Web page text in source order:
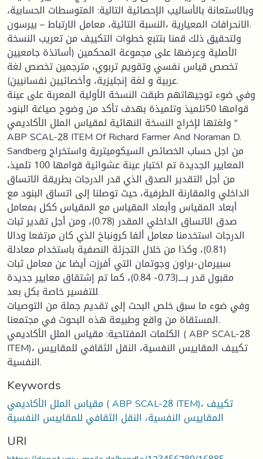
وبالاستعانة بالأساليب الإحصائية التالية: المتوسطات الحسابية،
الانحرافات المعيارية ،النسبة التائية، معامل الارتباط – بيرسون.
ولتحقيق ذلك قمنا بتتبع خطوات التكييف من تعريب النسخة
الأصلية وعرضها على مجموعة المحكمين (أساتذة جامعيين
تخصص قياس نفسي وتقويم تربوي، مترجمين تخصص لغة
عربية و لغة إنجليزية، وأخصائيين نفسانيين).
وفي ضوء توجيهاتهم طبقت النسخة الأولية المعربة على عينة
قوامها 50تلميذ وتلميذة بهدف تأكد من وضوح صياغة البنود
ولغتها لإخراج النسخة النهائية لمقياس الملل الأكاديمي "
ABP SCAL-28 ITEM Of Richard Farmer And Noraman D.
Sandberg من اجل حساب الخصائص السيكوميترية واستخراج
المعايير الجديدة تم اختبار عينة عشوائية قوامها 100 تلميذ،
من أجل التقدير الصدق الذي قدر الدرجات بطريقة الاتساق
الداخلي والمقارنة الطرفية، حيث توصلنا إلى اتساق البنود مع
أبعاد المقياس وأبعاد المقياس مع المقياس ككل بمعامل
صدق الاتساق الداخلي المقدر (0.78)، ومن أجل تقدير ثبات
الدرجات استخدمنا معامل ألفا كرونباخ الذي كان مرتفعا ودالا
(0.81)، وكذا من خلال التجزئة النصفية باستخدام معادلة
سبيرمان-براون وجوتمان التي أفرزت أيضا عن معامل ثبات
مقبول قدر بــــ(0.73- 0.84)، كما تم إشتقاق معايير جديدة
للتفسير خاصة بكل بعد.
وفي ضوء ما سبق خلص البحث إلى تقديم جملة من التوصيات
المستقاة من واقع وطبيعة هذه البحوث في مجتمعنا.
الكلمات المفتاحية: مقياس الملل الأكاديمي ( ABP SCAL-28
ITEM)، تكييف المقاييس النفسية، النقل الثقافي للمقاييس
النفسية.
Keywords
مقياس الملل الأكاديمي ( ABP SCAL-28 ITEM)، تكييف
المقاييس النفسية، النقل الثقافي للمقاييس النفسية
URI